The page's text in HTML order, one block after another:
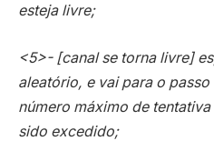
esteja livre;
<5>- [canal se torna livre]
aleatório, e vai para o passo
número máximo de
sido excedido;